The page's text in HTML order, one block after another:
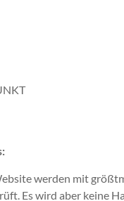
werden mit
Es wird aber keine